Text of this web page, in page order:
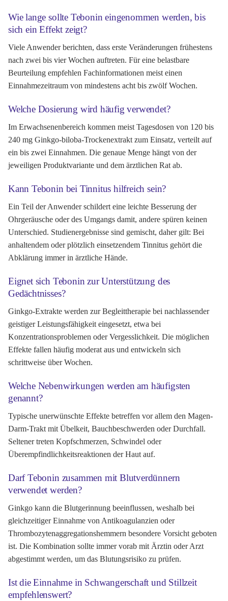
Wie lange sollte Tebonin eingenommen werden, bis
sich ein Effekt zeigt?
Viele Anwender berichten, dass erste Veränderungen frühestens
nach zwei bis vier Wochen auftreten. Für eine belastbare
Beurteilung empfehlen Fachinformationen meist einen
Einnahmezeitraum von mindestens acht bis zwölf Wochen.
Welche Dosierung wird häufig verwendet?
Im Erwachsenenbereich kommen meist Tagesdosen von 120 bis
240 mg Ginkgo-biloba-Trockenextrakt zum Einsatz, verteilt auf
ein bis zwei Einnahmen. Die genaue Menge hängt von der
jeweiligen Produktvariante und dem ärztlichen Rat ab.
Kann Tebonin bei Tinnitus hilfreich sein?
Ein Teil der Anwender schildert eine leichte Besserung der
Ohrgeräusche oder des Umgangs damit, andere spüren keinen
Unterschied. Studienergebnisse sind gemischt, daher gilt: Bei
anhaltendem oder plötzlich einsetzendem Tinnitus gehört die
Abklärung immer in ärztliche Hände.
Eignet sich Tebonin zur Unterstützung des
Gedächtnisses?
Ginkgo-Extrakte werden zur Begleittherapie bei nachlassender
geistiger Leistungsfähigkeit eingesetzt, etwa bei
Konzentrationsproblemen oder Vergesslichkeit. Die möglichen
Effekte fallen häufig moderat aus und entwickeln sich
schrittweise über Wochen.
Welche Nebenwirkungen werden am häufigsten
genannt?
Typische unerwünschte Effekte betreffen vor allem den Magen-
Darm-Trakt mit Übelkeit, Bauchbeschwerden oder Durchfall.
Seltener treten Kopfschmerzen, Schwindel oder
Überempfindlichkeitsreaktionen der Haut auf.
Darf Tebonin zusammen mit Blutverdünnern
verwendet werden?
Ginkgo kann die Blutgerinnung beeinflussen, weshalb bei
gleichzeitiger Einnahme von Antikoagulanzien oder
Thrombozytenaggregationshemmern besondere Vorsicht geboten
ist. Die Kombination sollte immer vorab mit Ärztin oder Arzt
abgestimmt werden, um das Blutungsrisiko zu prüfen.
Ist die Einnahme in Schwangerschaft und Stillzeit
empfehlenswert?